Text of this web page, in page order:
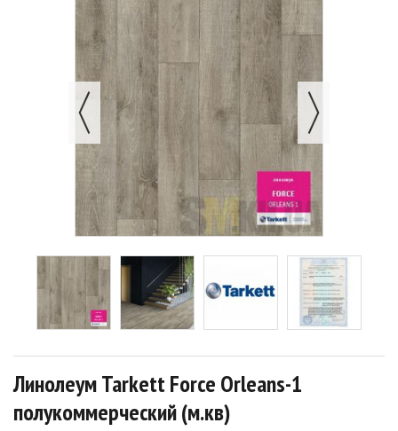
Линолеум Tarkett Force Orleans-1
полукоммерческий (м.кв)